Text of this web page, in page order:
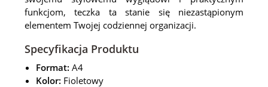
funkcjom, teczka ta stanie się niezastąpionym
elementem Twojej codziennej organizacji.
Specyfikacja Produktu
Format: A4
Kolor: Fioletowy